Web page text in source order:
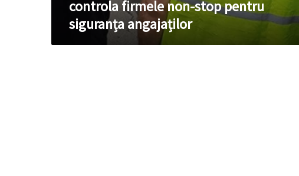
angajaților
controla firmele non-stop pentru
siguranța angajaților